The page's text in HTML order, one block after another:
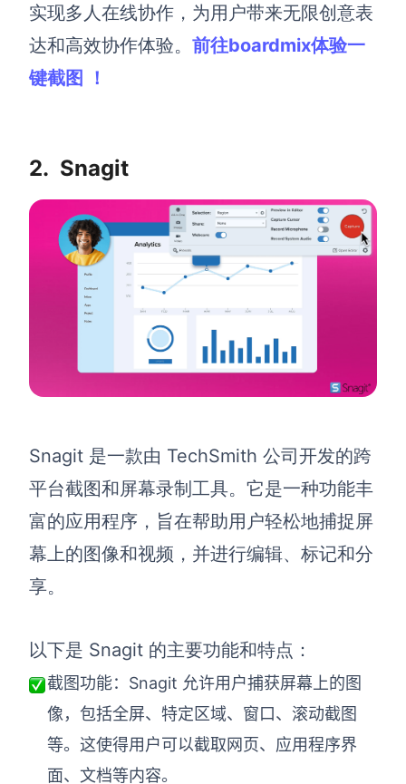
帮助支持
探索创意灵感与高效协作技巧
定价
实现多人在线协作，为用户带来无限创意表
达和高效协作体验。 前往boardmix体验一
键截图 ！
2. Snagit
Snagit 是一款由 TechSmith 公司开发的跨
平台截图和屏幕录制工具。它是一种功能丰
富的应用程序，旨在帮助用户轻松地捕捉屏
幕上的图像和视频，并进行编辑、标记和分
享。
以下是 Snagit 的主要功能和特点：
截图功能：Snagit 允许用户捕获屏幕上的图
像，包括全屏、特定区域、窗口、滚动截图
等。这使得用户可以截取网页、应用程序界
面、文档等内容。